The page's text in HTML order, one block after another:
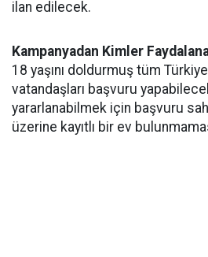
ilan edilecek.
Kampanyadan Kimler
18 yaşını doldurmuş tüm
vatandaşları başvuru
yararlanabilmek için başvuru
üzerine kayıtlı bir ev